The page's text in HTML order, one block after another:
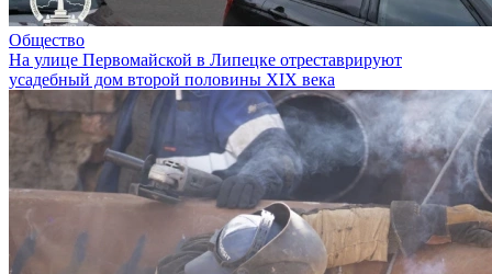
Общество
На улице Первомайской в Липецке отреставрируют
усадебный дом второй половины XIX века